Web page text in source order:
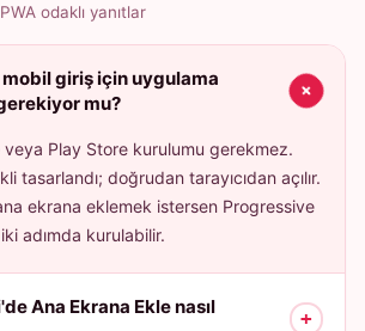
odaklı yanıtlar
giriş için uygulama
mu?
+
veya Play Store kurulumu gerekmez.
tasarlandı; doğrudan tarayıcıdan açılır.
ekrana eklemek istersen Progressive
adımda kurulabilir.
Ana Ekrana Ekle nasıl
+